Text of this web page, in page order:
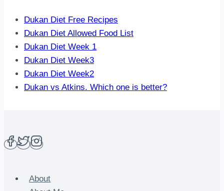
Dukan Diet Free Recipes
Dukan Diet Allowed Food List
Dukan Diet Week 1
Dukan Diet Week3
Dukan Diet Week2
Dukan vs Atkins. Which one is better?
About